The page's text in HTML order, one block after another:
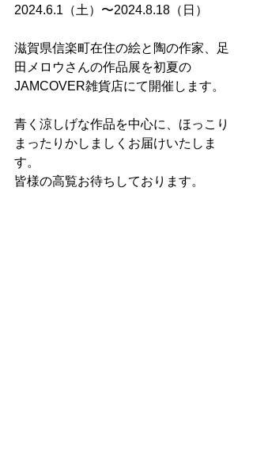
2024.6.1（土）〜2024.8.18（日）
滋賀県信楽町在住の絵と陶の作家、
足
田メロウさんの作品展を初夏の
JAMCOVER雑貨店にて開催します。
青く涼しげな作品を中心に、ほっこり
まったりかしましくお届けいたしま
す。
皆様の高覧お待ちしております。